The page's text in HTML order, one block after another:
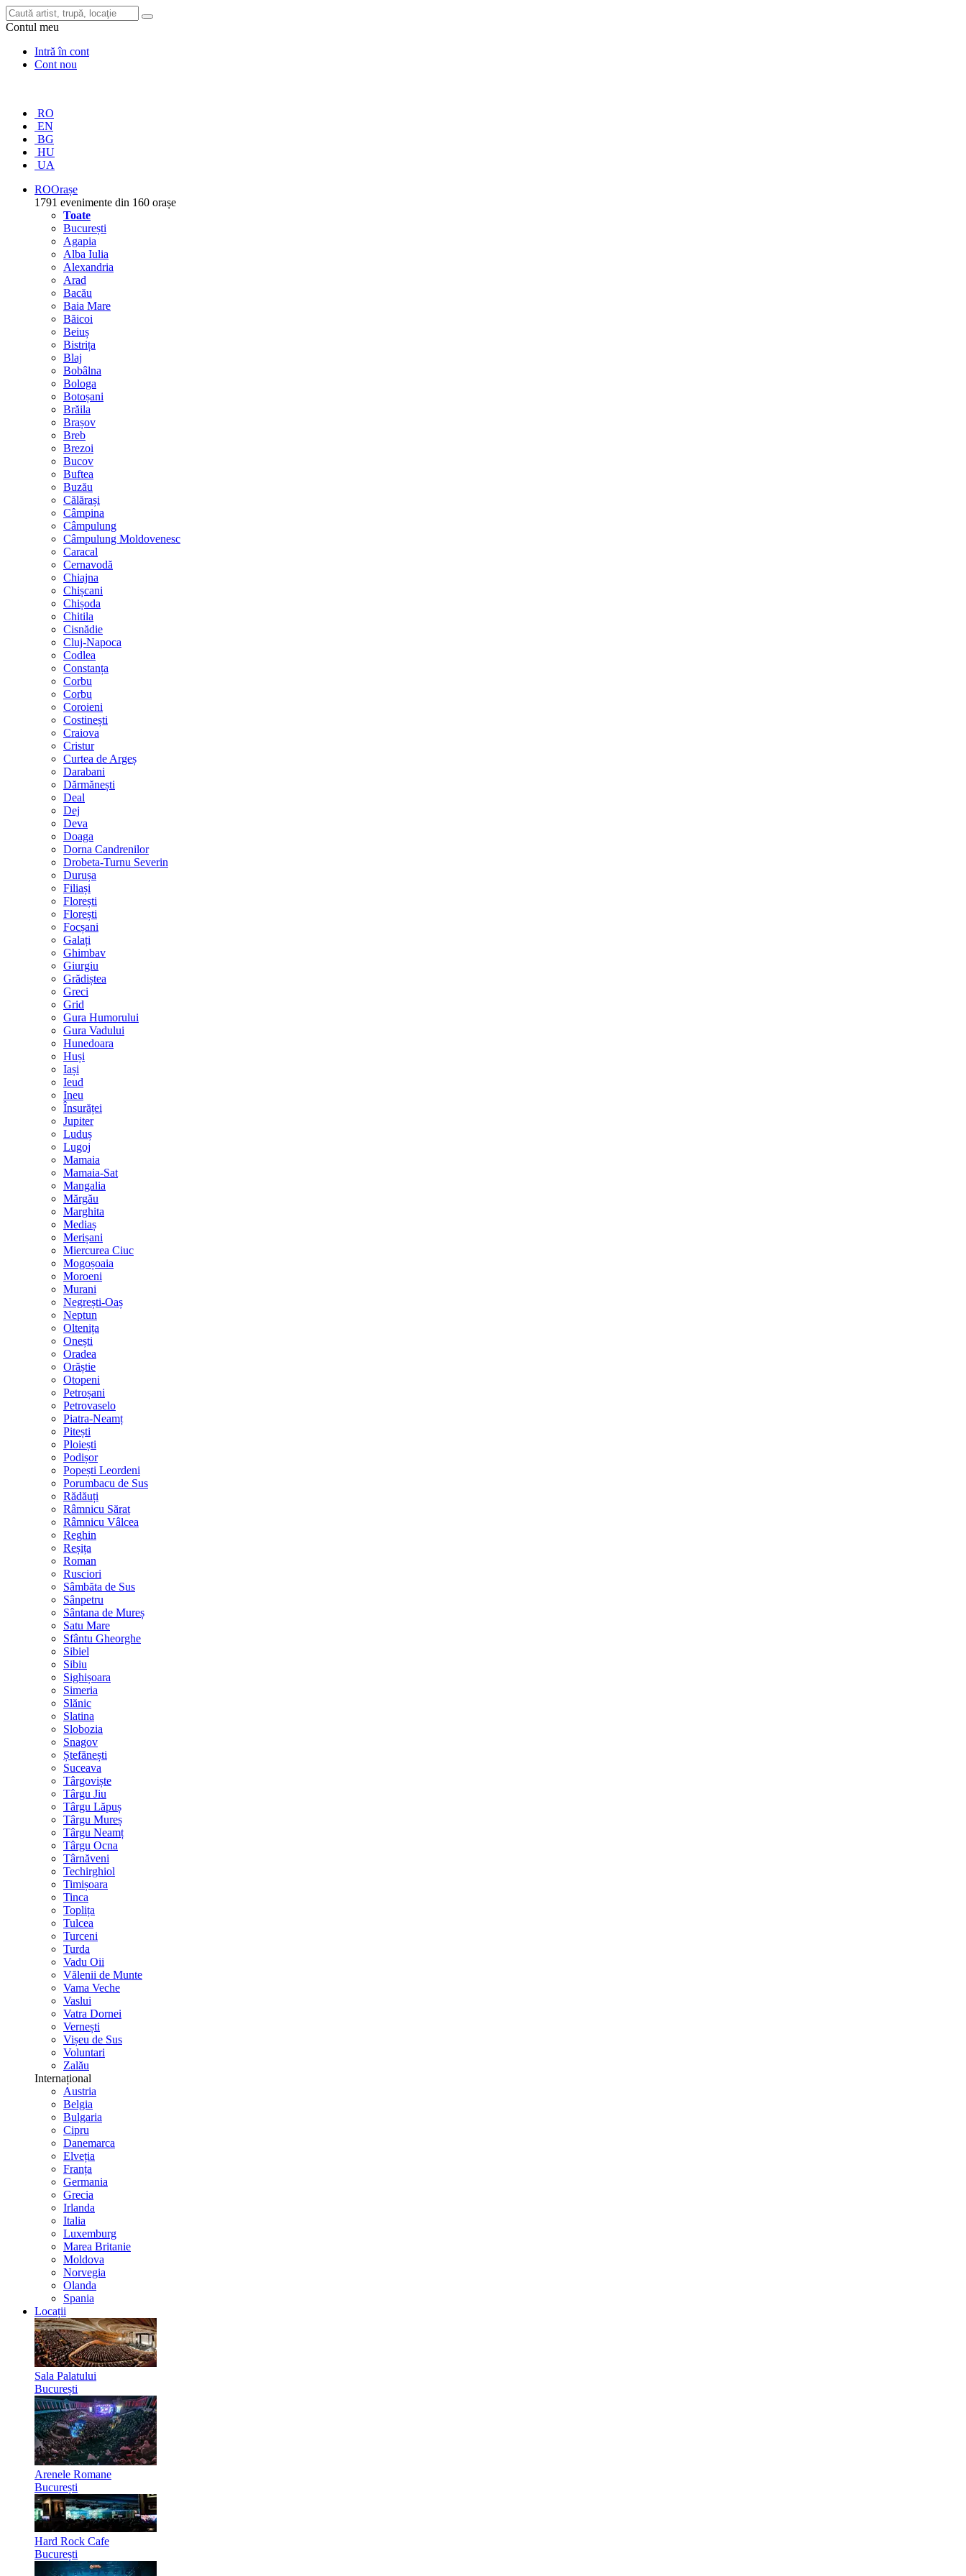
Contul meu
Intră în cont
Cont nou
RO
EN
BG
HU
UA
ROOrașe
1791 evenimente din 160 orașe
Toate
București
Agapia
Alba Iulia
Alexandria
Arad
Bacău
Baia Mare
Băicoi
Beiuș
Bistrița
Blaj
Bobâlna
Bologa
Botoșani
Brăila
Brașov
Breb
Brezoi
Bucov
Buftea
Buzău
Călărași
Câmpina
Câmpulung
Câmpulung Moldovenesc
Caracal
Cernavodă
Chiajna
Chișcani
Chișoda
Chitila
Cisnădie
Cluj-Napoca
Codlea
Constanța
Corbu
Corbu
Coroieni
Costinești
Craiova
Cristur
Curtea de Argeș
Darabani
Dărmănești
Deal
Dej
Deva
Doaga
Dorna Candrenilor
Drobeta-Turnu Severin
Durușa
Filiași
Florești
Florești
Focșani
Galați
Ghimbav
Giurgiu
Grădiștea
Greci
Grid
Gura Humorului
Gura Vadului
Hunedoara
Huși
Iași
Ieud
Ineu
Însurăței
Jupiter
Luduș
Lugoj
Mamaia
Mamaia-Sat
Mangalia
Mărgău
Marghita
Mediaș
Merișani
Miercurea Ciuc
Mogoșoaia
Moroeni
Murani
Negrești-Oaș
Neptun
Oltenița
Onești
Oradea
Orăștie
Otopeni
Petroșani
Petrovaselo
Piatra-Neamț
Pitești
Ploiești
Podișor
Popești Leordeni
Porumbacu de Sus
Rădăuți
Râmnicu Sărat
Râmnicu Vâlcea
Reghin
Reșița
Roman
Rusciori
Sâmbăta de Sus
Sânpetru
Sântana de Mureș
Satu Mare
Sfântu Gheorghe
Sibiel
Sibiu
Sighișoara
Simeria
Slănic
Slatina
Slobozia
Snagov
Ștefănești
Suceava
Târgoviște
Târgu Jiu
Târgu Lăpuș
Târgu Mureș
Târgu Neamț
Târgu Ocna
Târnăveni
Techirghiol
Timișoara
Tinca
Toplița
Tulcea
Turceni
Turda
Vadu Oii
Vălenii de Munte
Vama Veche
Vaslui
Vatra Dornei
Vernești
Vișeu de Sus
Voluntari
Zalău
Internațional
Austria
Belgia
Bulgaria
Cipru
Danemarca
Elveția
Franța
Germania
Grecia
Irlanda
Italia
Luxemburg
Marea Britanie
Moldova
Norvegia
Olanda
Spania
Locații
Sala Palatului
București
Arenele Romane
București
Hard Rock Cafe
București